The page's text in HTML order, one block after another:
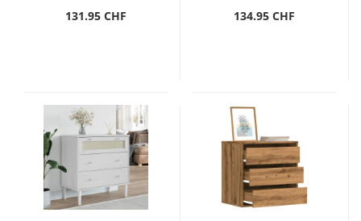
131.95 CHF
134.95 CHF